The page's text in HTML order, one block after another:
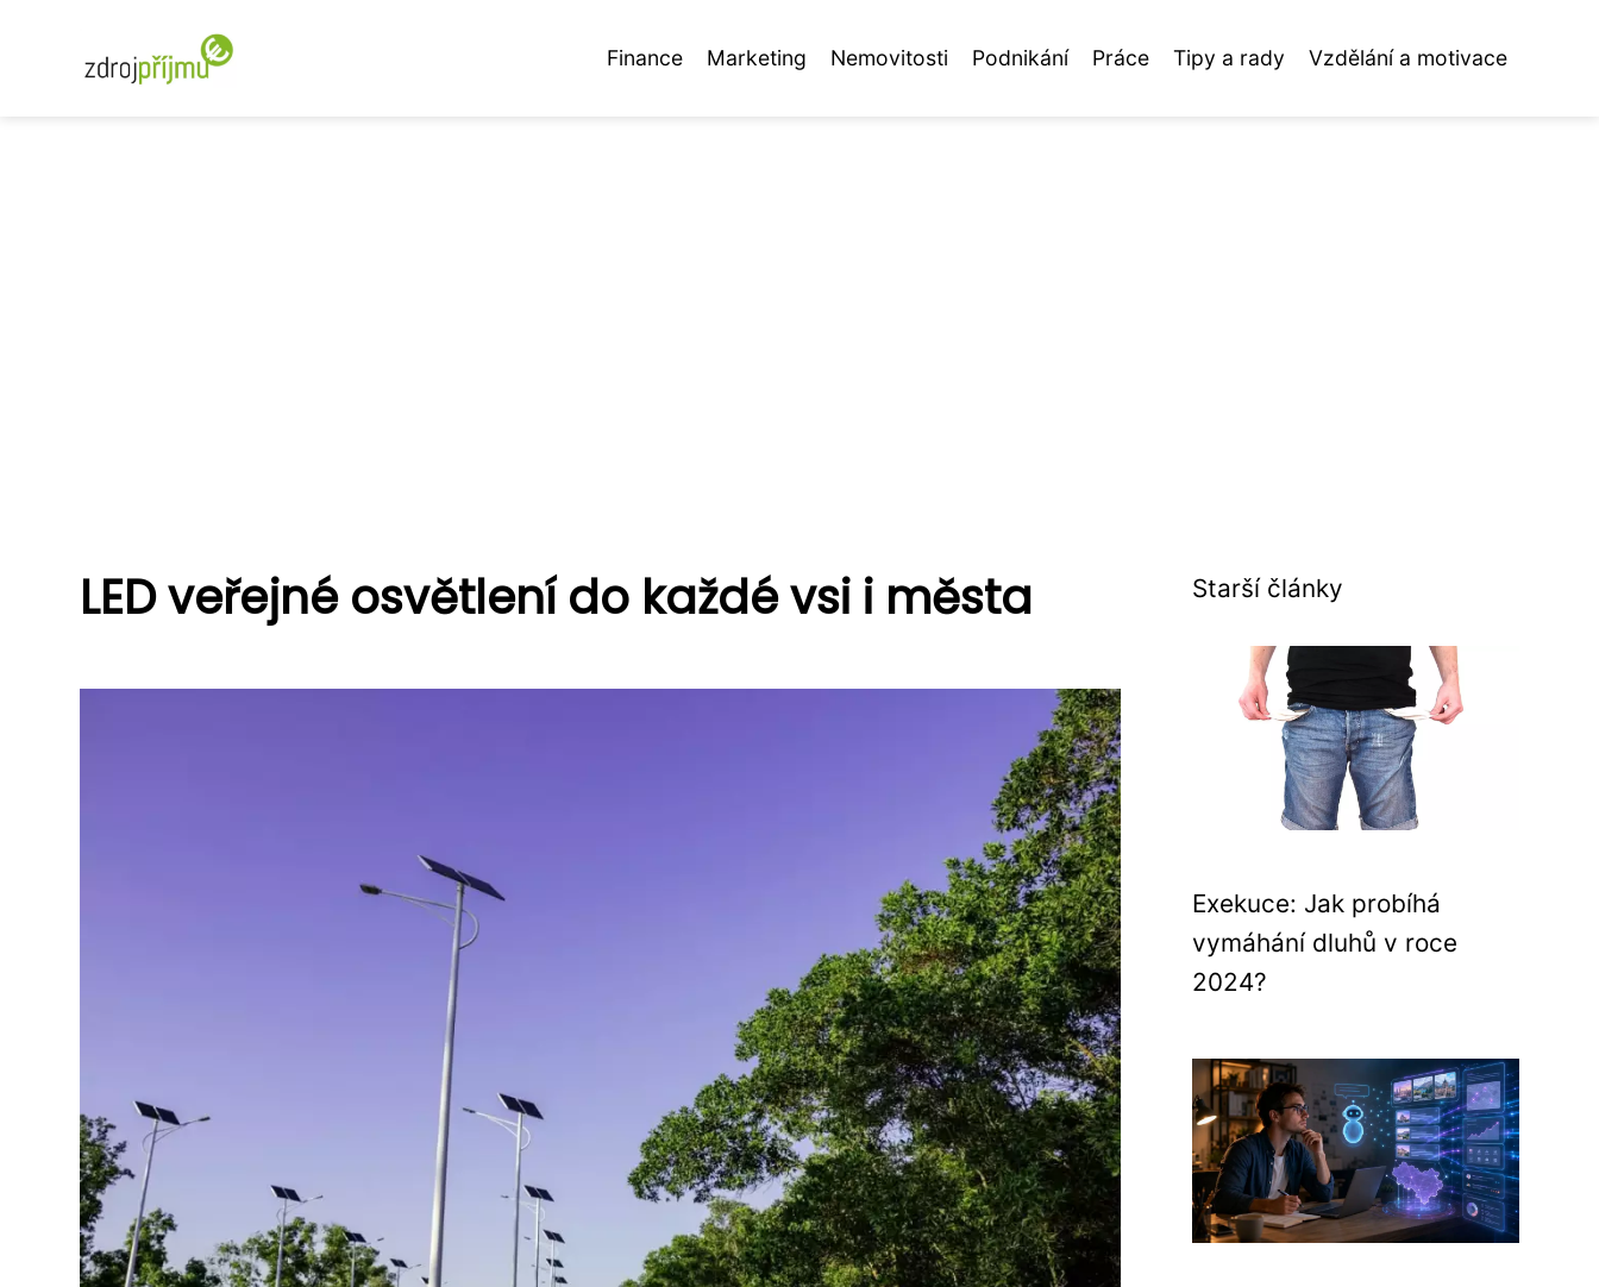
Finance Marketing Nemovitosti Podnikání Práce Tipy a rady Vzdělání a motivace
LED veřejné osvětlení do každé vsi i města Starší články
Exekuce: Jak probíhá
vymáhání dluhů v roce
2024?